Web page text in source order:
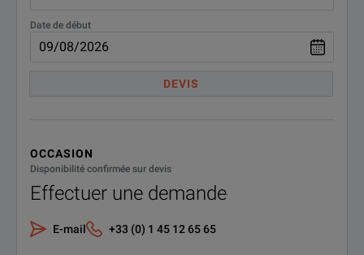
Date de début
DEVIS
OCCASION
Disponibilité confirmée sur devis
Effectuer une demande
E-mail +33 (0) 1 45 12 65 65